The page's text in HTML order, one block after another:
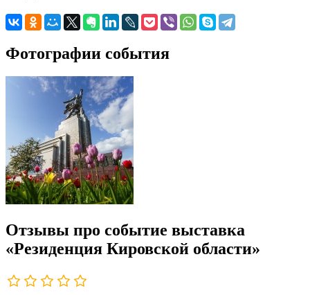
Фотографии события
Отзывы про событие выставка
«Резиденция Кировской области»